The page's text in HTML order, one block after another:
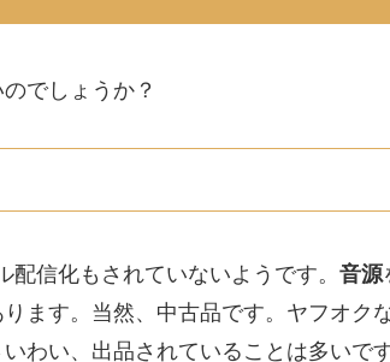
でしょうか？
信化もされていないようです。 音源
ます。当然、中古品です。ヤフオク
わい、出品されていることは多いです